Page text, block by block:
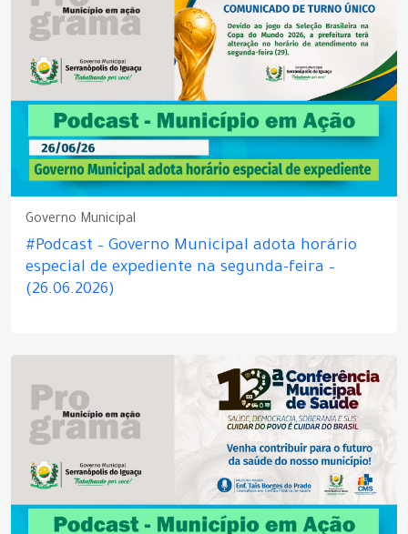
Governo Municipal
#Podcast – Governo Municipal adota horário
especial de expediente na segunda-feira –
(26.06.2026)